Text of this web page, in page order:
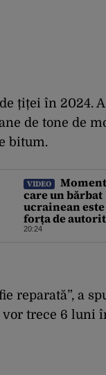
țiței în 2024.
de tone de
bitum.
VIDEO
care un bărbat
ucrainean
forța de
pentru a fi
20:24
reparată”, a
vor trece 6 luni